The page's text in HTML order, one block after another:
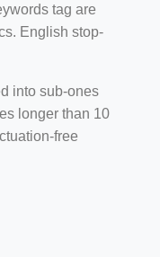
fabrication
tag are
English stop-
into sub-ones
longer than 10
free